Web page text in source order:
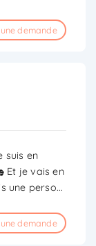
demande
suis en
Et je vais en
une perso...
demande